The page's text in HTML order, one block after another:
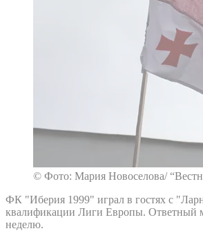
© Фото: Мария Новоселова/
ФК "Иберия 1999" играл в гостях с
квалификации Лиги Европы. Ответный
неделю.